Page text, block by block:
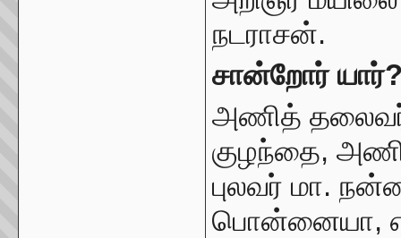
நடராசன்.
சான்றோர்
அணித் தலைவர்
குழந்தை, அணி
புலவர் மா.
பொன்னையா,